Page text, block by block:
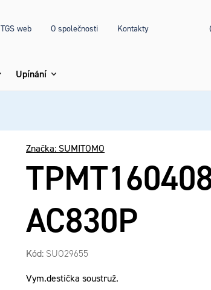
TGS web O společnosti Kontakty
Upínání
AC830P
Značka: SUMITOMO
Kód: SUO29655
Vym.destička soustruž.